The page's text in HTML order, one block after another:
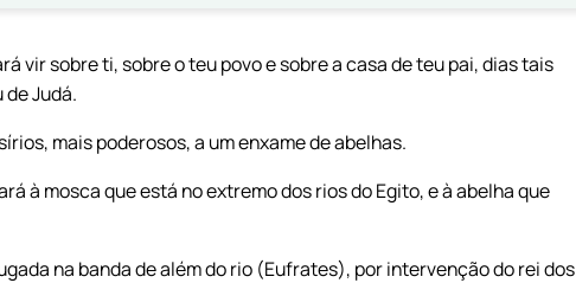
vir sobre ti, sobre o teu povo e sobre a casa de teu pai, dias tais
Judá.
mais poderosos, a um enxame de abelhas.
à mosca que está no extremo dos rios do Egito, e à abelha que
na banda de além do rio (Eufrates), por intervenção do rei dos